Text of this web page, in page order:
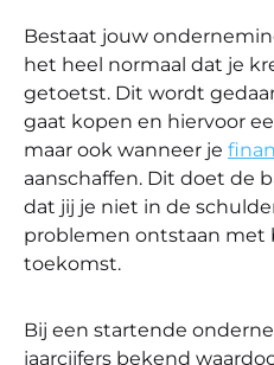
Bestaat jouw
het heel normaal dat je
getoetst. Dit wordt
gaat kopen en hiervoor
maar ook wanneer je
aanschaffen. Dit doet de
dat jij je niet in de
problemen ontstaan met
toekomst.
Bij een startende
jaarcijfers bekend